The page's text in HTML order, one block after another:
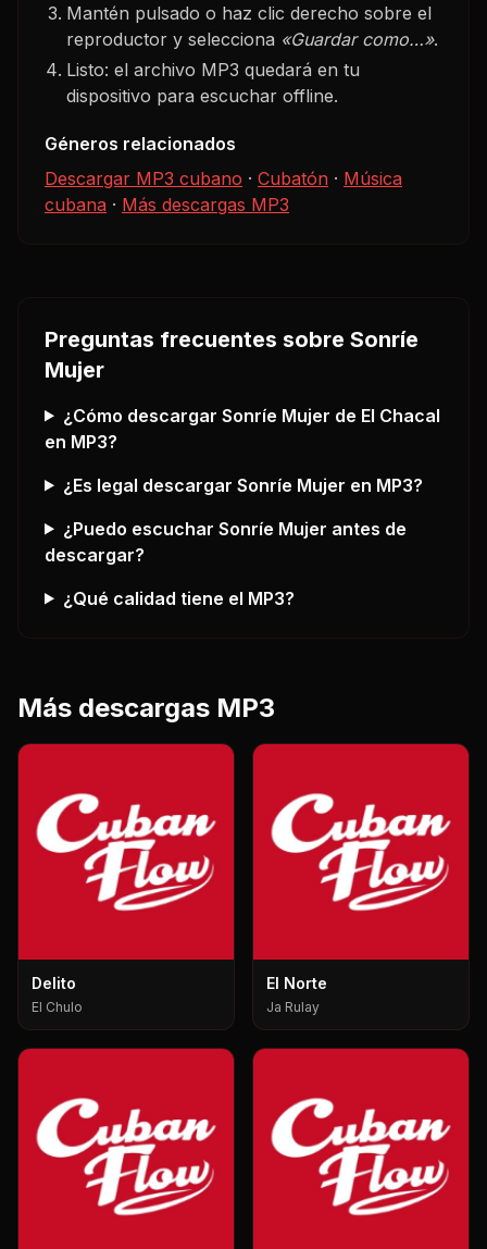
Mantén pulsado o haz clic derecho sobre el
reproductor y selecciona «Guardar como…».
Listo: el archivo MP3 quedará en tu
dispositivo para escuchar offline.
Géneros relacionados
Descargar MP3 cubano · Cubatón · Música
cubana · Más descargas MP3
Preguntas frecuentes sobre Sonríe
Mujer
¿Cómo descargar Sonríe Mujer de El Chacal
en MP3?
¿Es legal descargar Sonríe Mujer en MP3?
¿Puedo escuchar Sonríe Mujer antes de
descargar?
¿Qué calidad tiene el MP3?
Más descargas MP3
Delito
El Chulo
El Norte
Ja Rulay